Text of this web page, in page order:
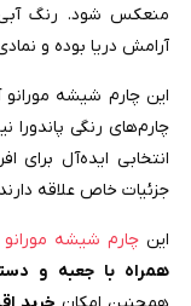
منعکس شود. رنگ آبی
آرامش دریا بوده و
این چارم شیشه مورانو
چارم‌های رنگی پاندورا
انتخابی ایده‌آل
جزئیات خاص علاقه دارند
اینچارم شیشه مورانو
همراه با جعبه و